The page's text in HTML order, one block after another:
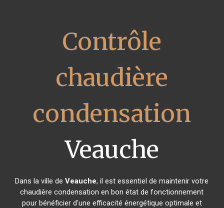
Contrôle
chaudière
condensation
Veauche
Dans la ville deVeauche, il est essentiel de maintenir votre
chaudière condensation en bon état de fonctionnement
pour bénéficier d'une efficacité énergétique optimale et